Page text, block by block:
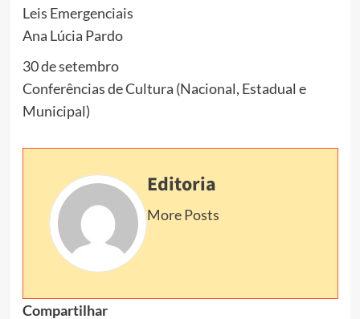
Leis Emergenciais
Ana Lúcia Pardo
30 de setembro
Conferências de Cultura (Nacional, Estadual e
Municipal)
Editoria
More Posts
Compartilhar